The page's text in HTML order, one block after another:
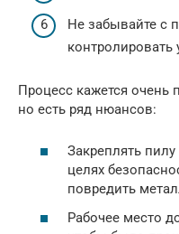
Не забывайте с
контролировать
Процесс кажется
но есть ряд нюансов:
Закреплять
целях
повредить
Рабочее место